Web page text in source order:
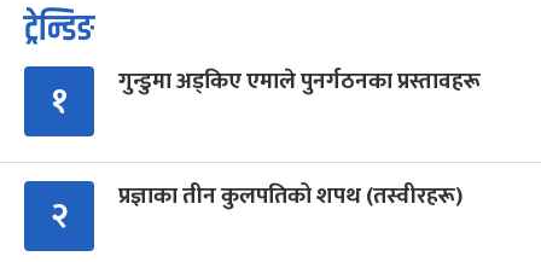
ट्रेन्डिङ
१ गुन्डुमा अड्किए एमाले पुनर्गठनका प्रस्तावहरू
२ प्रज्ञाका तीन कुलपतिको शपथ (तस्वीरहरू)